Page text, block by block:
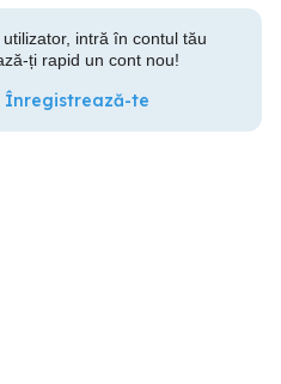
intră în contul tău
ți rapid un cont nou!
te